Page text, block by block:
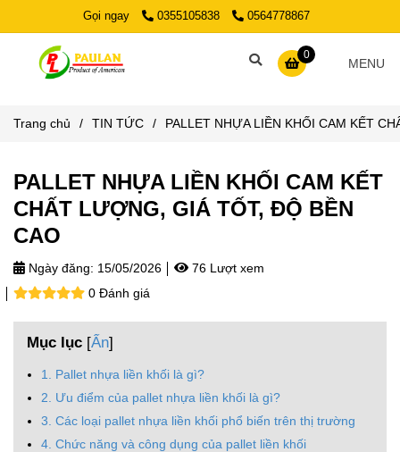
Gọi ngay 0355105838 0564778867
0
MENU
Trang chủ / TIN TỨC / PALLET NHỰA LIỀN KHỐI CAM KẾT
PALLET NHỰA LIỀN KHỐI CAM KẾT
CHẤT LƯỢNG, GIÁ TỐT, ĐỘ BỀN
CAO
Ngày đăng: 15/05/2026
76 Lượt xem
0 Đánh giá
Mục lục [Ẩn]
1. Pallet nhựa liền khối là gì?
2. Ưu điểm của pallet nhựa liền khối là gì?
3. Các loại pallet nhựa liền khối phổ biến trên thị trường
4. Chức năng và công dụng của pallet liền khối